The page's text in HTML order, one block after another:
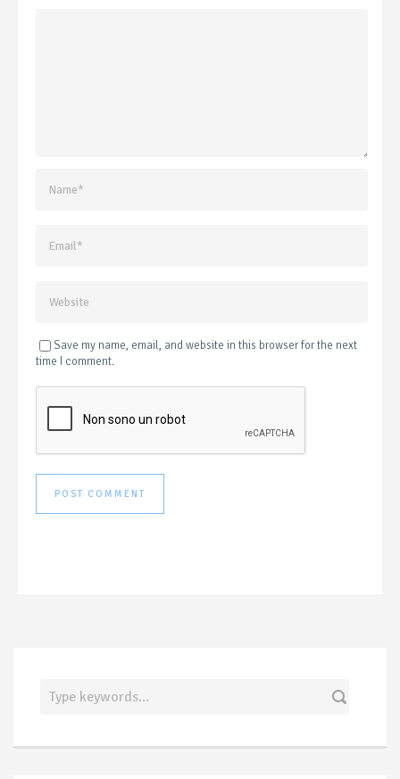
Save my name, email, and website in this browser for the next
time I comment.